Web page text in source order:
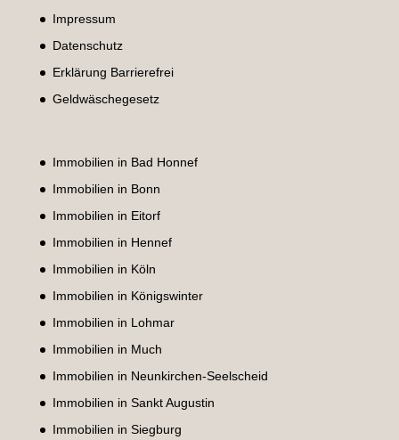
Impressum
Datenschutz
Erklärung Barrierefrei
Geldwäschegesetz
Immobilien in Bad Honnef
Immobilien in Bonn
Immobilien in Eitorf
Immobilien in Hennef
Immobilien in Köln
Immobilien in Königswinter
Immobilien in Lohmar
Immobilien in Much
Immobilien in Neunkirchen-Seelscheid
Immobilien in Sankt Augustin
Immobilien in Siegburg